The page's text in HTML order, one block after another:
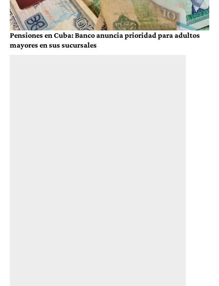
Pensiones en Cuba: Banco anuncia prioridad para adultos
mayores en sus sucursales